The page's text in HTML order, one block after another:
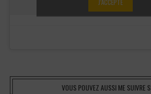
VOUS POUVEZ AUSSI ME SUIVRE